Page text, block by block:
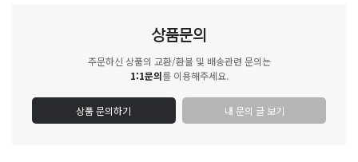
상품문의
주문하신 상품의 교환/환불 및 배송관련 문의는
1:1문의를 이용해주세요.
상품 문의하기 내 문의 글 보기